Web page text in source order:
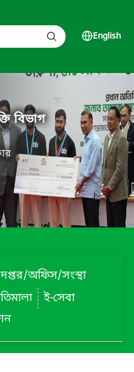
English
বিভাগ
অফিস/সংস্থা
ই-সেবা